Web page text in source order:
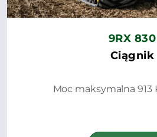
9RX 830
Ciągnik
Moc maksymalna 913